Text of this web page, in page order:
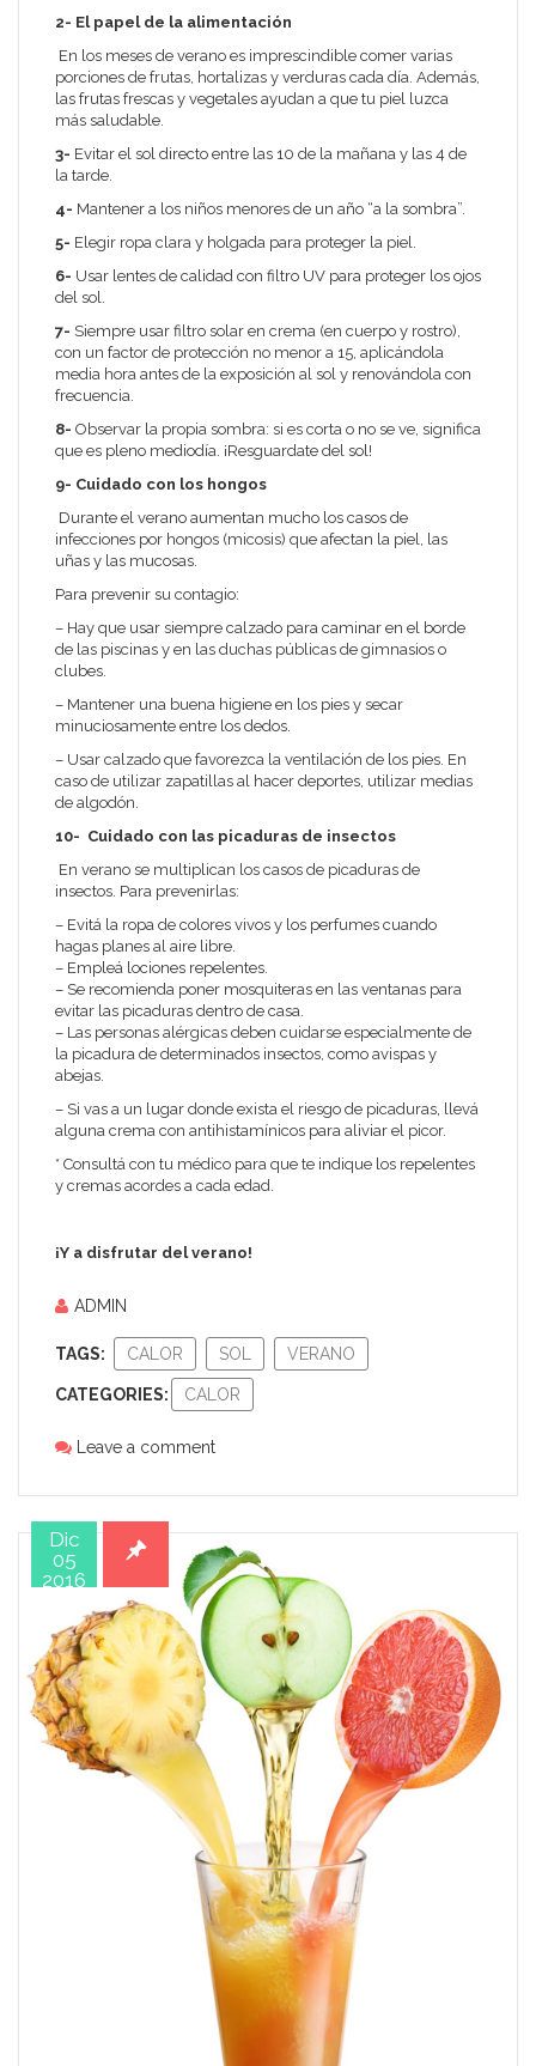
2- El papel de la alimentación
En los meses de verano es imprescindible comer varias
porciones de frutas, hortalizas y verduras cada día. Además,
las frutas frescas y vegetales ayudan a que tu piel luzca
más saludable.
3- Evitar el sol directo entre las 10 de la mañana y las 4 de
la tarde.
4- Mantener a los niños menores de un año “a la sombra”.
5- Elegir ropa clara y holgada para proteger la piel.
6- Usar lentes de calidad con filtro UV para proteger los ojos
del sol.
7- Siempre usar filtro solar en crema (en cuerpo y rostro),
con un factor de protección no menor a 15, aplicándola
media hora antes de la exposición al sol y renovándola con
frecuencia.
8- Observar la propia sombra: si es corta o no se ve, significa
que es pleno mediodía. ¡Resguardate del sol!
9- Cuidado con los hongos
Durante el verano aumentan mucho los casos de
infecciones por hongos (micosis) que afectan la piel, las
uñas y las mucosas.
Para prevenir su contagio:
– Hay que usar siempre calzado para caminar en el borde
de las piscinas y en las duchas públicas de gimnasios o
clubes.
– Mantener una buena higiene en los pies y secar
minuciosamente entre los dedos.
– Usar calzado que favorezca la ventilación de los pies. En
caso de utilizar zapatillas al hacer deportes, utilizar medias
de algodón.
10- Cuidado con las picaduras de insectos
En verano se multiplican los casos de picaduras de
insectos. Para prevenirlas:
– Evitá la ropa de colores vivos y los perfumes cuando
hagas planes al aire libre.
– Empleá lociones repelentes.
– Se recomienda poner mosquiteras en las ventanas para
evitar las picaduras dentro de casa.
– Las personas alérgicas deben cuidarse especialmente de
la picadura de determinados insectos, como avispas y
abejas.
– Si vas a un lugar donde exista el riesgo de picaduras, llevá
alguna crema con antihistamínicos para aliviar el picor.
* Consultá con tu médico para que te indique los repelentes
y cremas acordes a cada edad.
¡Y a disfrutar del verano!
ADMIN
TAGS: CALOR SOL VERANO
CATEGORIES: CALOR
Leave a comment
Dic
05
2016